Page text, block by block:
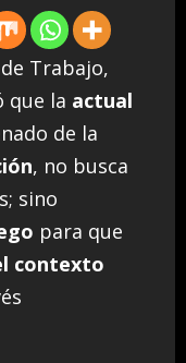
Trabajo,
que la actual
de la
, no busca
sino
para que
contexto